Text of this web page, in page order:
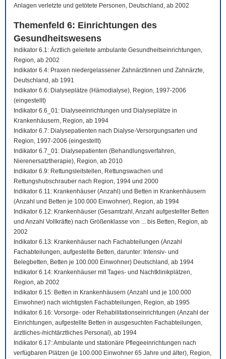
Anlagen verletzte und getötete Personen, Deutschland, ab 2002
Themenfeld 6: Einrichtungen des
Gesundheitswesens
Indikator 6.1: Ärztlich geleitete ambulante Gesundheitseinrichtungen,
Region, ab 2002
Indikator 6.4: Praxen niedergelassener Zahnärztinnen und Zahnärzte,
Deutschland, ab 1991
Indikator 6.6: Dialyseplätze (Hämodialyse), Region, 1997-2006
(eingestellt)
Indikator 6.6_01: Dialyseeinrichtungen und Dialyseplätze in
Krankenhäusern, Region, ab 1994
Indikator 6.7: Dialysepatienten nach Dialyse-Versorgungsarten und
Region, 1997-2006 (eingestellt)
Indikator 6.7_01: Dialysepatienten (Behandlungsverfahren,
Nierenersatztherapie), Region, ab 2010
Indikator 6.9: Rettungsleitstellen, Rettungswachen und
Rettungshubschrauber nach Region, 1994 und 2000
Indikator 6.11: Krankenhäuser (Anzahl) und Betten in Krankenhäusern
(Anzahl und Betten je 100.000 Einwohner), Region, ab 1994
Indikator 6.12: Krankenhäuser (Gesamtzahl, Anzahl aufgestellter Betten
und Anzahl Vollkräfte) nach Größenklasse von ... bis Betten, Region, ab
2002
Indikator 6.13: Krankenhäuser nach Fachabteilungen (Anzahl
Fachabteilungen, aufgestellte Betten, darunter: Intensiv- und
Belegbetten, Betten je 100.000 Einwohner) Deutschland, ab 1994
Indikator 6.14: Krankenhäuser mit Tages- und Nachtklinikplätzen,
Region, ab 2002
Indikator 6.15: Betten in Krankenhäusern (Anzahl und je 100.000
Einwohner) nach wichtigsten Fachabteilungen, Region, ab 1995
Indikator 6.16: Vorsorge- oder Rehabilitationseinrichtungen (Anzahl der
Einrichtungen, aufgestellte Betten in ausgesuchten Fachabteilungen,
ärztliches-/nichtärztliches Personal), ab 1994
Indikator 6.17: Ambulante und stationäre Pflegeeinrichtungen nach
verfügbaren Plätzen (je 100.000 Einwohner 65 Jahre und älter), Region,